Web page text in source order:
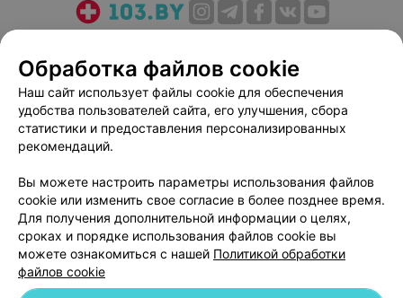
Медицинский маркетинг
Публичный договор
Пользовательское соглашение
Способы оплаты
Вакансии
Партнеры
Написать руководителю 103.by
Персональные настройки cookie
Обработка персональных данных
Обработка файлов cookie
Наш сайт использует файлы cookie для обеспечения
удобства пользователей сайта, его улучшения, сбора
статистики и предоставления персонализированных
рекомендаций.
Вы можете настроить параметры использования файлов
cookie или изменить свое согласие в более позднее время.
Для получения дополнительной информации о целях,
сроках и порядке использования файлов cookie вы
можете ознакомиться с нашей Политикой обработки
файлов cookie